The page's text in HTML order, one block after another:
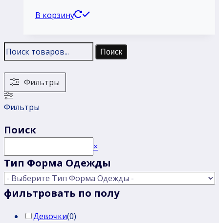
В корзину
Поиск
Фильтры
Фильтры
Поиск
×
Тип Форма Одежды
фильтровать по полу
Девочки(0)